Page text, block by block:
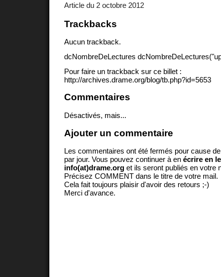
Article du 2 octobre 2012
Trackbacks
Aucun trackback.
dcNombreDeLectures
Pour faire un trackback sur ce billet :
http://archives.drame.org/blog/tb.php?id=5653
Commentaires
Désactivés, mais...
Ajouter un commentaire
Les commentaires ont été fermés pour cause
par jour. Vous pouvez continuer à en écrire en
info(at)drame.org et ils seront publiés en votre
Précisez COMMENT dans le titre de votre mail.
Cela fait toujours plaisir d'avoir des retours ;-)
Merci d'avance.